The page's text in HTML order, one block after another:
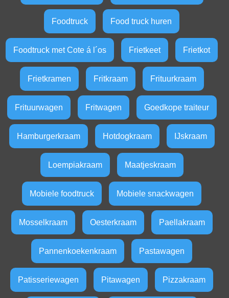
Foodtruck Food truck huren
Foodtruck met Cote á l´os Frietkeet Frietkot
Frietkramen Fritkraam Frituurkraam
Frituurwagen Fritwagen Goedkope traiteur
Hamburgerkraam Hotdogkraam IJskraam
Loempiakraam Maatjeskraam
Mobiele foodtruck Mobiele snackwagen
Mosselkraam Oesterkraam Paellakraam
Pannenkoekenkraam Pastawagen
Patisseriewagen Pitawagen Pizzakraam